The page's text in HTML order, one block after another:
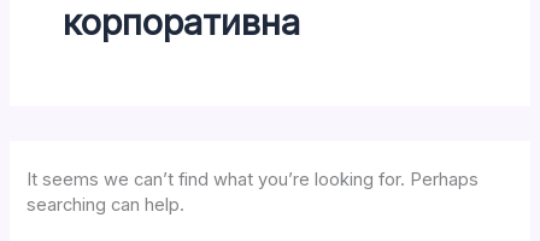
корпоративна
It seems we can’t find what you’re looking for. Perhaps
searching can help.